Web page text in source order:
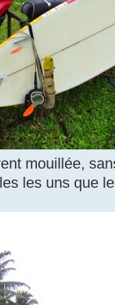
mouillée,
les uns que